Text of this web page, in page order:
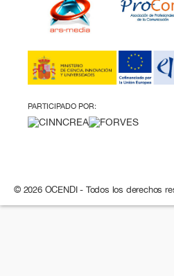
PARTICIPADO POR:
© 2026 OCENDI - Todos los derechos